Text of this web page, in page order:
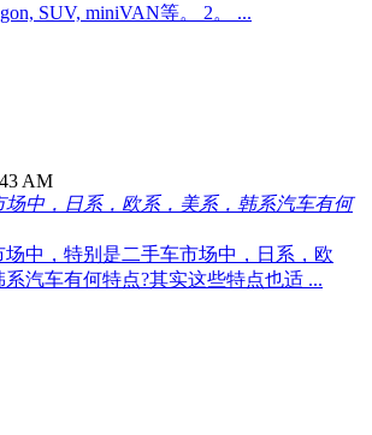
SUV, miniVAN等。 2。 ...
AM
场中，日系，欧系，美系，韩系汽车有何
中，特别是二手车市场中，日系，欧
汽车有何特点?其实这些特点也适 ...